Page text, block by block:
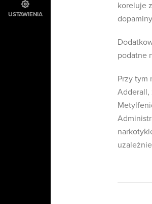
USTAWIENIA
koreluje
podatne
Przy tym
Adderall,